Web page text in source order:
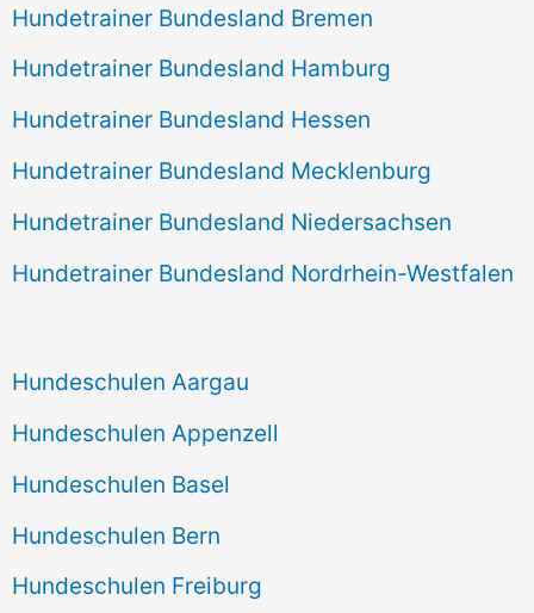
Hundetrainer Bundesland Bremen
Hundetrainer Bundesland Hamburg
Hundetrainer Bundesland Hessen
Hundetrainer Bundesland Mecklenburg
Hundetrainer Bundesland Niedersachsen
Hundetrainer Bundesland Nordrhein-Westfalen
Hundeschulen Aargau
Hundeschulen Appenzell
Hundeschulen Basel
Hundeschulen Bern
Hundeschulen Freiburg